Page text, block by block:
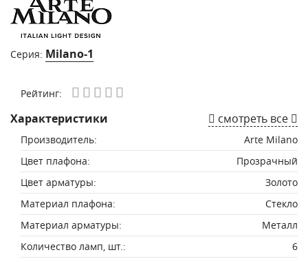
Серия: Milano-1
Рейтинг:
Характеристики смотреть все
Производитель:
Arte Milano
Цвет плафона:
Прозрачный
Цвет арматуры:
Золото
Материал плафона:
Стекло
Материал арматуры:
Металл
Количество ламп, шт.:
6